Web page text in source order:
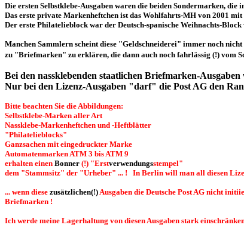
Die ersten Selbstklebe-Ausgaben waren die beiden Sondermarken,
Das erste private Markenheftchen ist das Wohlfahrts-MH von 2001
Der erste Philatelieblock war der Deutsch-spanische Weihnachts-Block
Manchen Sammlern scheint diese "Geldschneiderei" immer noch
zu "Briefmarken" zu erklären, die dann auch noch fahrlässig (!) vom
Bei den nassklebenden staatlichen Briefmarken-
Nur bei den Lizenz-Ausgaben "darf" die Post AG den
Bitte beachten Sie die Abbildungen:
Selbstklebe-Marken aller Art
Nassklebe-Markenheftchen und -Heftblätter
"Philatelieblocks"
Ganzsachen mit eingedruckter Marke
Automatenmarken ATM 3 bis ATM 9
erhalten einen Bonner (!) "Erstverwendungsstempel"
dem "Stammsitz" der "Urheber" ... ! In Berlin will man all diesen
... wenn diese zusätzlichen(!) Ausgaben die Deutsche Post AG nicht
Briefmarken !
Ich werde meine Lagerhaltung von diesen Ausgaben stark